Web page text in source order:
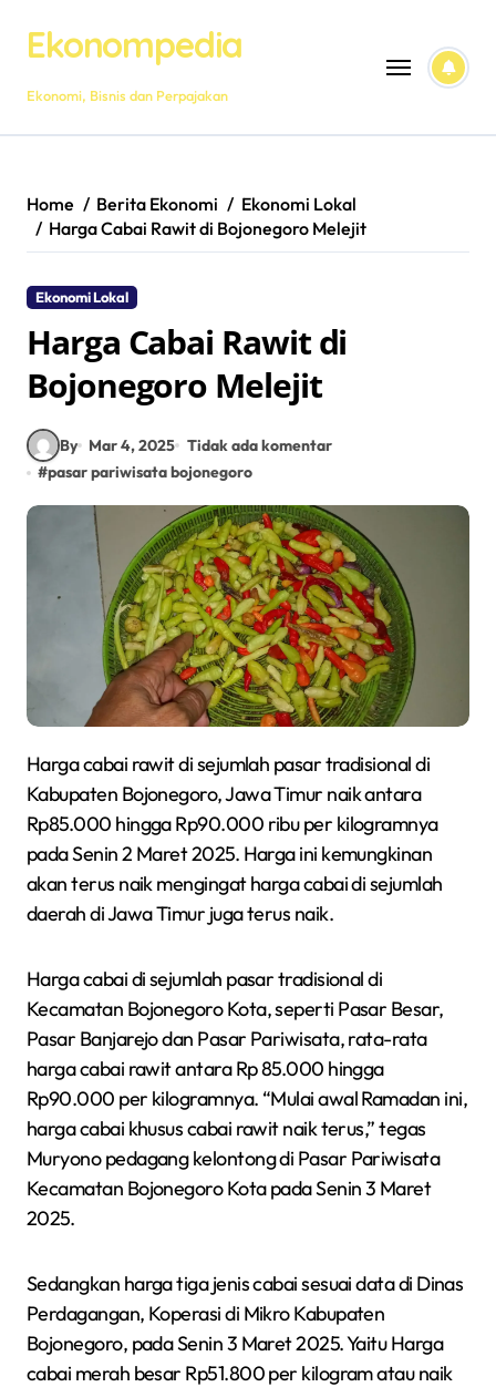
contentEkonompedia
Ekonomi, Bisnis dan Perpajakan
Home Berita Ekonomi
Ekonomi Lokal
Harga Cabai Rawit di Bojonegoro Melejit
Ekonomi Lokal
Harga Cabai Rawit di
Bojonegoro Melejit
By Mar 4, 2025 Tidak ada komentar
#pasar pariwisata bojonegoro
Harga cabai rawit di sejumlah pasar tradisional di
Kabupaten Bojonegoro, Jawa Timur naik antara
Rp85.000 hingga Rp90.000 ribu per kilogramnya
pada Senin 2 Maret 2025. Harga ini kemungkinan
akan terus naik mengingat harga cabai di sejumlah
daerah di Jawa Timur juga terus naik.
Harga cabai di sejumlah pasar tradisional di
Kecamatan Bojonegoro Kota, seperti Pasar Besar,
Pasar Banjarejo dan Pasar Pariwisata, rata-rata
harga cabai rawit antara Rp 85.000 hingga
Rp90.000 per kilogramnya. “Mulai awal Ramadan ini,
harga cabai khusus cabai rawit naik terus,” tegas
Muryono pedagang kelontong di Pasar Pariwisata
Kecamatan Bojonegoro Kota pada Senin 3 Maret
2025.
Sedangkan harga tiga jenis cabai sesuai data di Dinas
Perdagangan, Koperasi di Mikro Kabupaten
Bojonegoro, pada Senin 3 Maret 2025. Yaitu Harga
cabai merah besar Rp51.800 per kilogram atau naik